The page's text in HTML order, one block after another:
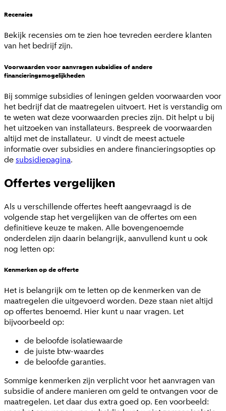
Recensies
Bekijk recensies om te zien hoe tevreden eerdere klanten
van het bedrijf zijn.
Voorwaarden voor aanvragen subsidies of andere
financieringsmogelijkheden
Bij sommige subsidies of leningen gelden voorwaarden voor
het bedrijf dat de maatregelen uitvoert. Het is verstandig om
te weten wat deze voorwaarden precies zijn. Dit helpt u bij
het uitzoeken van installateurs. Bespreek de voorwaarden
altijd met de installateur. U vindt de meest actuele
informatie over subsidies en andere financieringsopties op
desubsidiepagina.
Offertes vergelijken
Als u verschillende offertes heeft aangevraagd is de
volgende stap het vergelijken van de offertes om een
definitieve keuze te maken. Alle bovengenoemde
onderdelen zijn daarin belangrijk, aanvullend kunt u ook
nog letten op:
Kenmerken op de offerte
Het is belangrijk om te letten op de kenmerken van de
maatregelen die uitgevoerd worden. Deze staan niet altijd
op offertes benoemd. Hier kunt u naar vragen. Let
bijvoorbeeld op:
de beloofde isolatiewaarde
de juiste btw-waardes
de beloofde garanties.
Sommige kenmerken zijn verplicht voor het aanvragen van
subsidie of andere manieren om geld te ontvangen voor de
maatregelen. Let daar dus extra goed op. Een voorbeeld: